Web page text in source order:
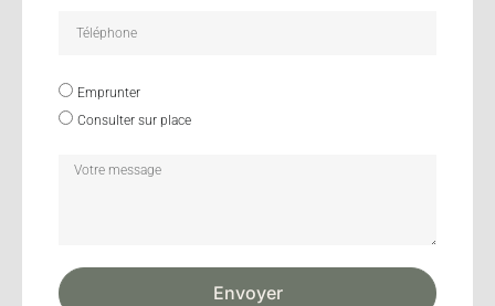
Emprunter
Consulter sur place
Envoyer